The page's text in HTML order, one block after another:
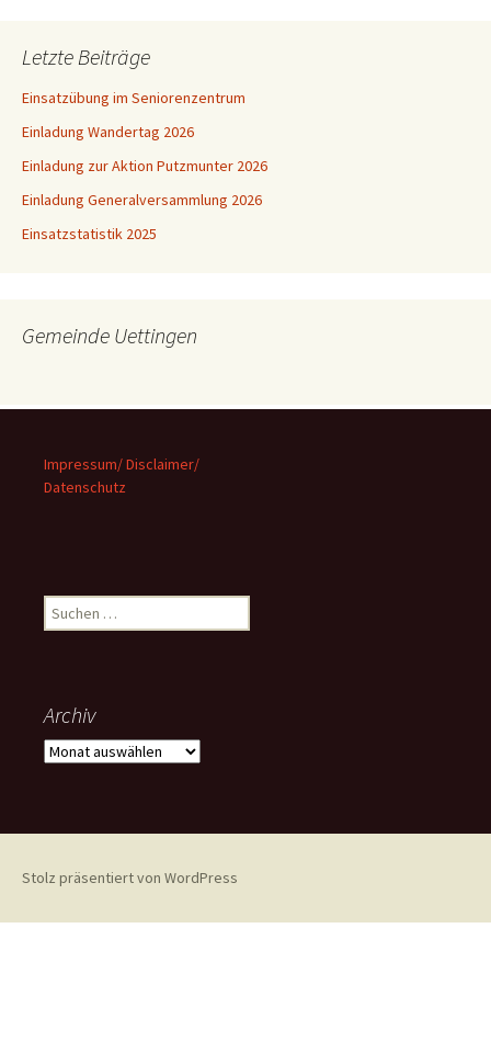
Letzte Beiträge
Einsatzübung im Seniorenzentrum
Einladung Wandertag 2026
Einladung zur Aktion Putzmunter 2026
Einladung Generalversammlung 2026
Einsatzstatistik 2025
Gemeinde Uettingen
Impressum/ Disclaimer/
Datenschutz
Suchen
nach:
Archiv
Archiv
Stolz präsentiert von WordPress